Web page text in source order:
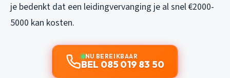
je bedenkt dat een leidingvervanging je al snel €2000-
5000 kan kosten.
NU BEREIKBAAR
BEL 085 019 83 50